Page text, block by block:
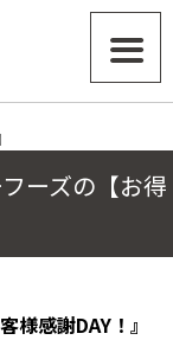
ーズの【お得
様感謝DAY！』